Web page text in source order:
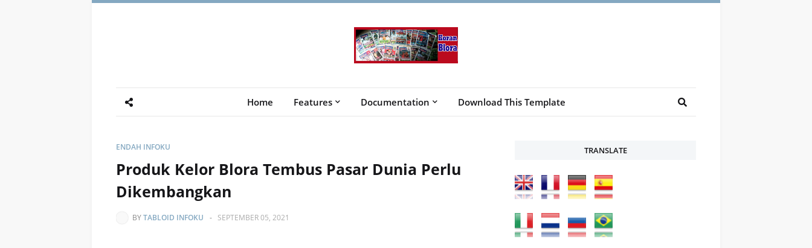
Home Features Documentation Download This Template
ENDAH INFOKU
Produk Kelor Blora Tembus Pasar Dunia Perlu
Dikembangkan
BYTABLOID INFOKU - SEPTEMBER 05, 2021
TRANSLATE